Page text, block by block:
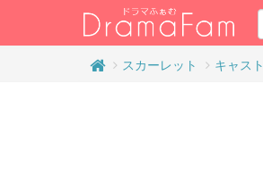
スカーレット キャスト